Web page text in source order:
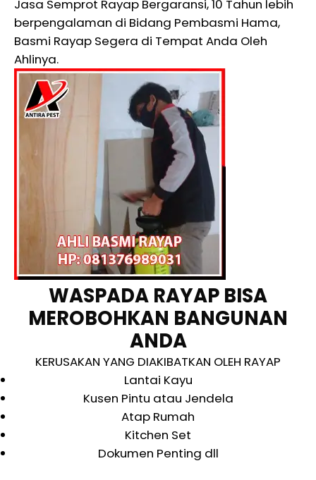
Jasa Semprot Rayap Bergaransi, 10 Tahun lebih
berpengalaman di Bidang Pembasmi Hama,
Basmi Rayap Segera di Tempat Anda Oleh
Ahlinya.
WASPADA RAYAP BISA
MEROBOHKAN BANGUNAN
ANDA
KERUSAKAN YANG DIAKIBATKAN OLEH RAYAP
Lantai Kayu
Kusen Pintu atau Jendela
Atap Rumah
Kitchen Set
Dokumen Penting dll